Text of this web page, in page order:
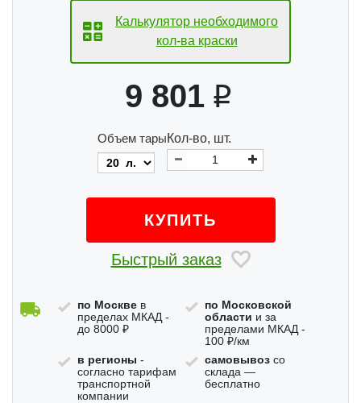
Калькулятор необходимого
кол-ва краски
9 801
Объем тарыКол-во, шт.
КУПИТЬ
Быстрый заказ
по Москве в
пределах МКАД -
до 8000 ₽
по Московской
области и за
пределами МКАД -
100 ₽/км
в регионы -
согласно тарифам
транспортной
компании
самовывозсо
склада —
бесплатно